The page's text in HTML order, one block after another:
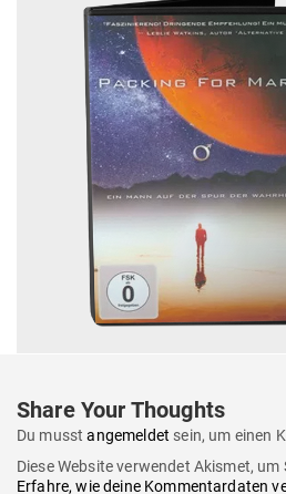
Share Your Thoughts
Du musstangemeldet sein, um einen
Diese Website verwendet Akismet, um
Erfahre, wie deine Kommentardaten